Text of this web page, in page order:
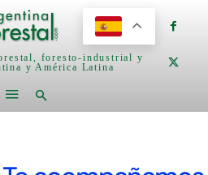
foresto-industrial y
y América Latina